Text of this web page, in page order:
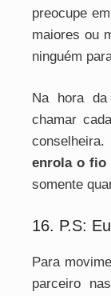
preocupe
maiores ou
ninguém
Na hora da
chamar
conselheira.
enrola o fio
somente
16. P.S:
Para
parceiro